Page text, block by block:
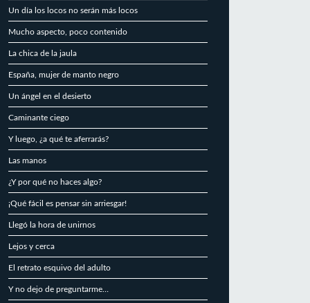
Un día los locos no serán más locos
Mucho aspecto, poco contenido
La chica de la jaula
España, mujer de manto negro
Un ángel en el desierto
Caminante ciego
Y luego, ¿a qué te aferrarás?
Las manos
¿Y por qué no haces algo?
¡Qué fácil es pensar sin arriesgar!
Llegó la hora de unirnos
Lejos y cerca
El retrato esquivo del adulto
Y no dejo de preguntarme…